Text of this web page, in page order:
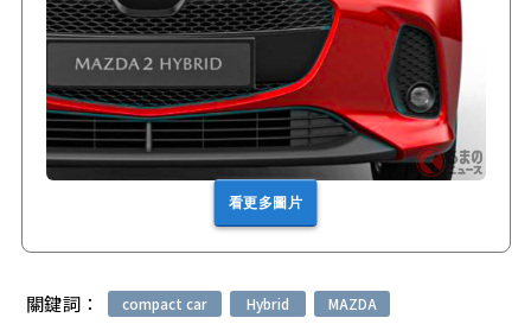
看更多圖片
關鍵詞： compact car Hybrid MAZDA